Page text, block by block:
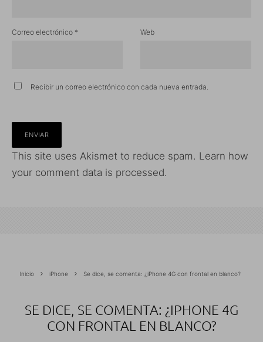
Correo electrónico * Web
Recibir un correo electrónico con cada nueva entrada.
This site uses Akismet to reduce spam. Learn how
your comment data is processed.
Inicio iPhone Se dice, se comenta: ¿iPhone 4G con frontal en blanco?
SE DICE, SE COMENTA: ¿IPHONE 4G
CON FRONTAL EN BLANCO?